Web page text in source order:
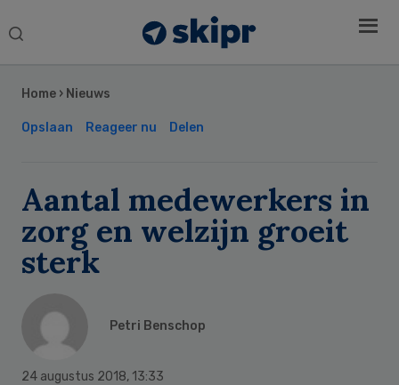
Search
Home › Nieuws
Opslaan Reageer nu Delen
Aantal medewerkers in
zorg en welzijn groeit
sterk
Petri Benschop
24 augustus 2018, 13:33
Sidebar